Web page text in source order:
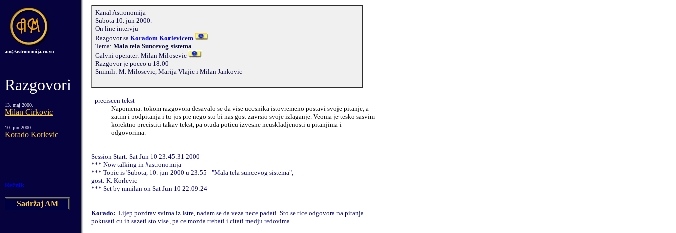
am@astronomija.co.yu
Razgovori
13. maj 2000.
Milan Cirkovic
10. jun 2000.
Korado Korlevic
Rečnik
Sadržaj AM
Kanal Astronomija
Subota 10. jun 2000.
On line intervju
Razgovor sa Koradom Korlevicem
Tema: Mala tela Suncevog sistema
Galvni operater: Milan Milosevic
Razgovor je poceo u 18:00
Snimili: M. Milosevic, Marija Vlajic i Milan Jankovic
- preciscen tekst -
Napomena: tokom razgovora desavalo se da vise ucesnika istovremeno postavi svoje pitanje, a
zatim i podpitanja i to jos pre nego sto bi nas gost zavrsio svoje izlaganje. Veoma je tesko sasvim
korektno precistiti takav tekst, pa otuda poticu izvesne neuskladjenosti u pitanjima i
odgovorima.
Session Start: Sat Jun 10 23:45:31 2000
*** Now talking in #astronomija
*** Topic is 'Subota, 10. jun 2000 u 23:55 - "Mala tela suncevog sistema",
gost: K. Korlevic
*** Set by mmilan on Sat Jun 10 22:09:24
Korado: Lijep pozdrav svima iz Istre, nadam se da veza nece padati. Sto se tice odgovora na pitanja
pokusati cu ih sazeti sto vise, pa ce mozda trebati i citati medju redovima.